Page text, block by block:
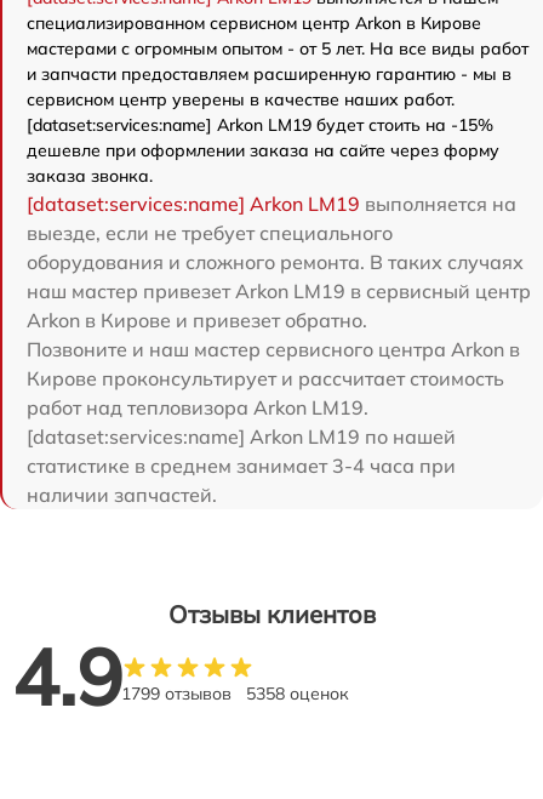
специализированном сервисном центр Arkon в Кирове
мастерами с огромным опытом - от 5 лет. На все виды работ
и запчасти предоставляем расширенную гарантию - мы в
сервисном центр уверены в качестве наших работ.
[dataset:services:name] Arkon LM19 будет стоить на -15%
дешевле при оформлении заказа на сайте через форму
заказа звонка.
[dataset:services:name] Arkon LM19 выполняется на
выезде, если не требует специального
оборудования и сложного ремонта. В таких случаях
наш мастер привезет Arkon LM19 в сервисный центр
Arkon в Кирове и привезет обратно.
Позвоните и наш мастер сервисного центра Arkon в
Кирове проконсультирует и рассчитает стоимость
работ над тепловизора Arkon LM19.
[dataset:services:name] Arkon LM19 по нашей
статистике в среднем занимает 3-4 часа при
наличии запчастей.
Отзывы клиентов
4.91799 отзывов 5358 оценок